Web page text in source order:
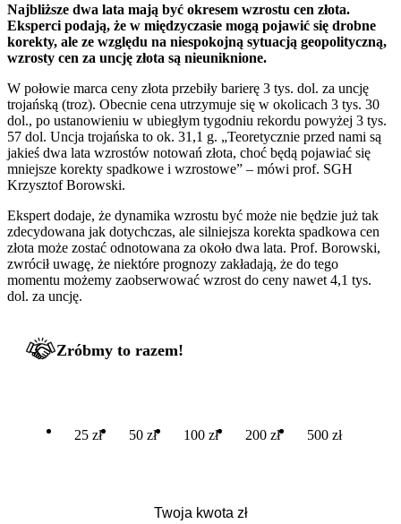
Najbliższe dwa lata mają być okresem wzrostu cen złota.
Eksperci podają, że w międzyczasie mogą pojawić się drobne
korekty, ale ze względu na niespokojną sytuacją geopolityczną,
wzrosty cen za uncję złota są nieuniknione.
W połowie marca ceny złota przebiły barierę 3 tys. dol. za uncję
trojańską (troz). Obecnie cena utrzymuje się w okolicach 3 tys. 30
dol., po ustanowieniu w ubiegłym tygodniu rekordu powyżej 3 tys.
57 dol. Uncja trojańska to ok. 31,1 g. „Teoretycznie przed nami są
jakieś dwa lata wzrostów notowań złota, choć będą pojawiać się
mniejsze korekty spadkowe i wzrostowe” – mówi prof. SGH
Krzysztof Borowski.
Ekspert dodaje, że dynamika wzrostu być może nie będzie już tak
zdecydowana jak dotychczas, ale silniejsza korekta spadkowa cen
złota może zostać odnotowana za około dwa lata. Prof. Borowski,
zwrócił uwagę, że niektóre prognozy zakładają, że do tego
momentu możemy zaobserwować wzrost do ceny nawet 4,1 tys.
dol. za uncję.
Zróbmy to razem!
25 zł 50 zł 100 zł 200 zł 500 zł